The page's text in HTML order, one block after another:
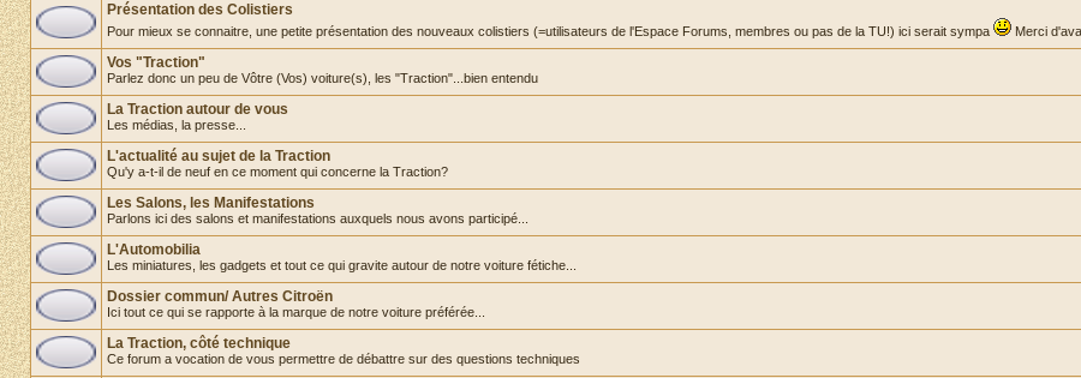
Présentation des Colistiers
Pour mieux se connaitre, une petite présentation des nouveaux colistiers (=utilisateurs de l'Espace Forums, membres ou pas de la TU!) ici serait sympa Merci
Vos "Traction"
Parlez donc un peu de Vôtre (Vos) voiture(s), les "Traction"...bien entendu
La Traction autour de vous
Les médias, la presse...
L'actualité au sujet de la Traction
Qu'y a-t-il de neuf en ce moment qui concerne la Traction?
Les Salons, les Manifestations
Parlons ici des salons et manifestations auxquels nous avons participé...
L'Automobilia
Les miniatures, les gadgets et tout ce qui gravite autour de notre voiture fétiche...
Dossier commun/ Autres Citroën
Ici tout ce qui se rapporte à la marque de notre voiture préférée...
La Traction, côté technique
Ce forum a vocation de vous permettre de débattre sur des questions techniques